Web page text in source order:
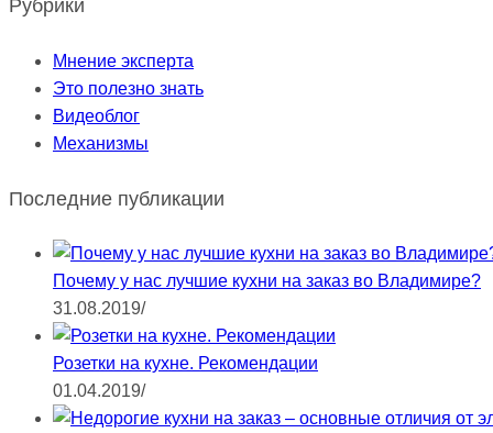
Рубрики
Мнение эксперта
Это полезно знать
Видеоблог
Механизмы
Последние публикации
Почему у нас лучшие кухни на заказ во Владимире?
31.08.2019/
Розетки на кухне. Рекомендации
01.04.2019/